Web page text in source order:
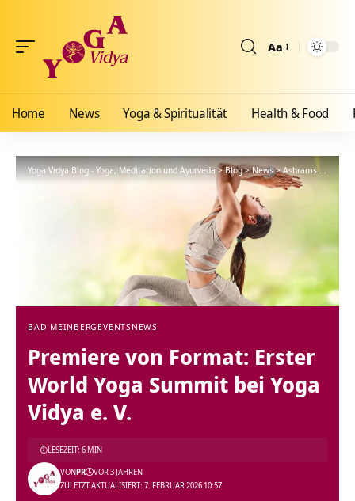
Aa
Home News Yoga & Spiritualität Health & Food
Yoga Vidya Blog - Yoga, Meditation und Ayurveda>Blog>News>Ashrams> Bad
BAD MEINBERG EVENTSNEWS
Premiere von Format: Erster
World Yoga Summit bei Yoga
Vidya e. V.
ZULETZT AKTUALISIERT: 7. FEBRUAR 2026 10:57
VONPR VOR 3 JAHREN
LESEZEIT: 6 MIN